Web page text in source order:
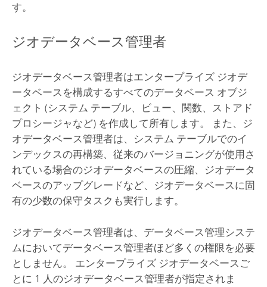
す。
ジオデータベース管理者
ジオデータベース管理者はエンタープライズ ジオデ
ータベースを構成するすべてのデータベース オブジ
ェクト (システム テーブル、ビュー、関数、ストアド
プロシージャなど) を作成して所有します。 また、ジ
オデータベース管理者は、システム テーブルでのイ
ンデックスの再構築、従来のバージョニングが使用さ
れている場合のジオデータベースの圧縮、ジオデータ
ベースのアップグレードなど、ジオデータベースに固
有の少数の保守タスクも実行します。
ジオデータベース管理者は、データベース管理システ
ムにおいてデータベース管理者ほど多くの権限を必要
としません。 エンタープライズ ジオデータベースご
とに 1 人のジオデータベース管理者が指定されま